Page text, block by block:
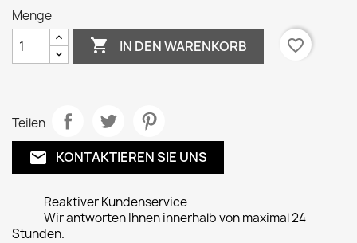
Menge
 IN DEN WARENKORB favorite_border
Teilen
email KONTAKTIEREN SIE UNS
Reaktiver Kundenservice
Wir antworten Ihnen innerhalb von maximal 24
Stunden.